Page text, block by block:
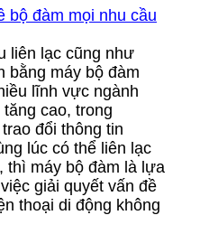
bộ đàm mọi nhu cầu
liên lạc cũng như
bằng máy bộ đàm
lĩnh vực ngành
cao, trong
đổi thông tin
lúc có thể liên lạc
thì máy bộ đàm là lựa
giải quyết vấn đề
thoại di động không